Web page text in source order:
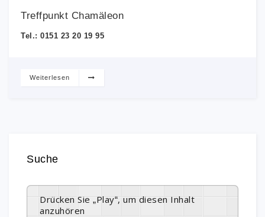
Treffpunkt Chamäleon
Tel.: 0151 23 20 19 95
Weiterlesen
Suche
Drücken Sie „Play“, um diesen Inhalt
anzuhören